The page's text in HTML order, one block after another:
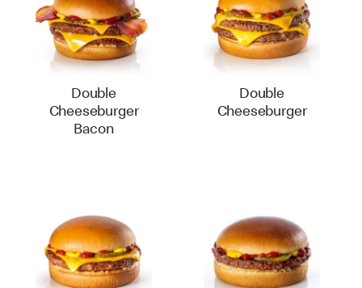
Double
Cheeseburger
Bacon
Double
Cheeseburger